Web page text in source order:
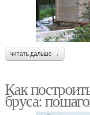
читать дальше →
Как
бруса: